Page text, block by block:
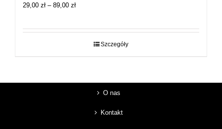
29,00 zł – 89,00 złZakres
29,00 zł
Szczegóły
O nas
Kontakt